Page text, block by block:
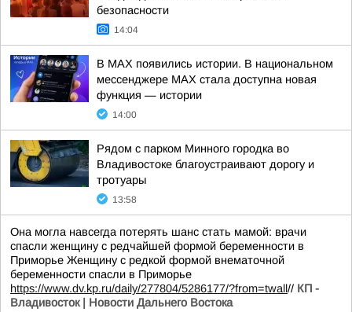
безопасности
14:04
В MAX появились истории. В национальном
мессенджере MAX стала доступна новая
функция — истории
14:00
Рядом с парком Минного городка во
Владивостоке благоустраивают дорогу и
тротуары
13:58
Она могла навсегда потерять шанс стать мамой: врачи
спасли женщину с редчайшей формой беременности в
Приморье Женщину с редкой формой внематочной
беременности спасли в Приморье
https://www.dv.kp.ru/daily/277804/5286177/?from=twall// КП -
Владивосток | Новости Дальнего Востока